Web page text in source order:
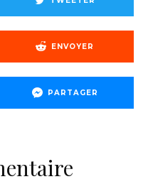
ENVOYER
PARTAGER